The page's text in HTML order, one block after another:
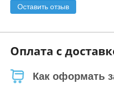
Оставить отзыв
Оплата с
Как оформать